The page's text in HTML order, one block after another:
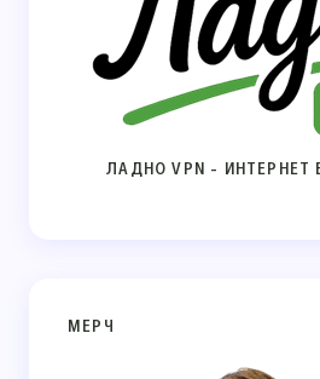
ЛАДНО VPN - ИНТЕРНЕТ
МЕРЧ